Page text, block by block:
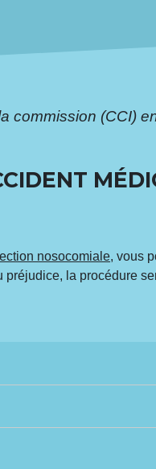
commission (CCI)
nosocomiale, vous
la procédure